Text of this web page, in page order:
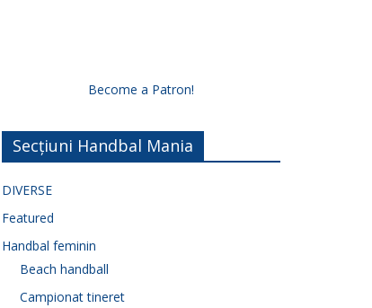
Become a Patron!
Secțiuni Handbal Mania
DIVERSE
Featured
Handbal feminin
Beach handball
Campionat tineret